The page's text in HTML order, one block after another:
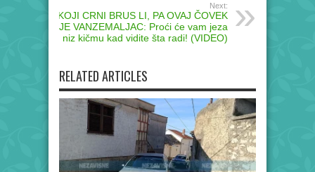
Next:
KOJI CRNI BRUS LI, PA OVAJ ČOVEK
JE VANZEMALJAC: Proći će vam jeza
niz kičmu kad vidite šta radi! (VIDEO)
RELATED ARTICLES